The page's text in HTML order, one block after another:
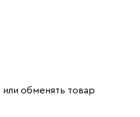
обменять товар